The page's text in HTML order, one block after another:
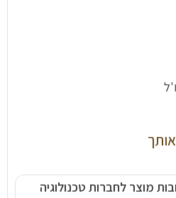
מוצר לחברות טכנולוגיה